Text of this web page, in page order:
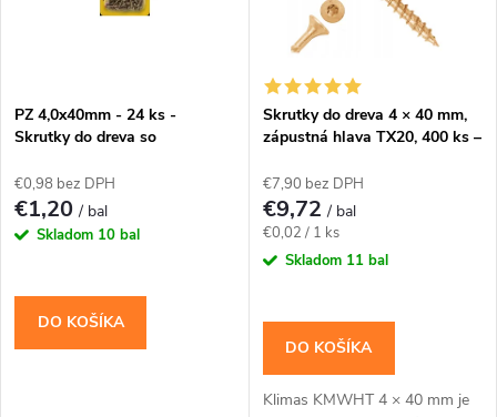
PZ 4,0x40mm - 24 ks -
Skrutky do dreva so
€0,98 bez DPH
€1,20/ bal
Skladom 10 bal
DO KOŠÍKA
Skrutky do dreva 4 × 40 mm,
zápustná hlava TX20, 400 ks –
€7,90 bez DPH
€9,72/ bal
Jednotková
cena:
€0,02 / 1 ks
Skladom 11 bal
DO KOŠÍKA
Klimas KMWHT 4 × 40 mm je